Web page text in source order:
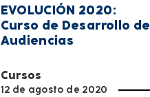
EVOLUCIÓN 2020:
Curso de Desarrollo de
Audiencias
Cursos
12 de agosto de 2020